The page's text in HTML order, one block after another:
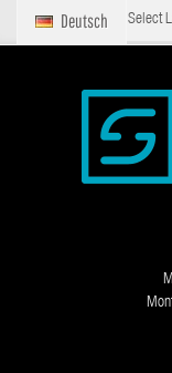
Deutsch Select